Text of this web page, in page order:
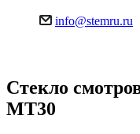
info@stemru.ru
Стекло
МТ30